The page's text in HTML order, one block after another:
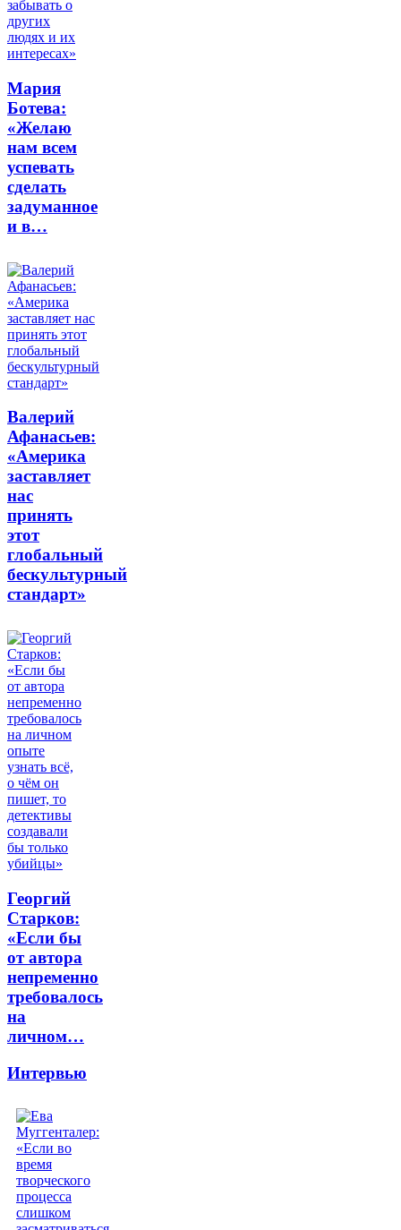
Мария
Ботева:
«Желаю
нам всем
успевать
сделать
задуманное
и в…
Валерий
Афанасьев:
«Америка
заставляет
нас
принять
этот
глобальный
бескультурный
стандарт»
Георгий
Старков:
«Если бы
от автора
непременно
требовалось
на
личном…
Интервью